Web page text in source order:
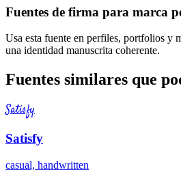
Fuentes de firma para marca
Usa esta fuente en perfiles, portfolios y
una identidad manuscrita coherente.
Fuentes similares que
Satisfy
Satisfy
casual, handwritten